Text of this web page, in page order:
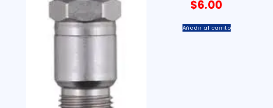
$6.00
Añadir al carrito